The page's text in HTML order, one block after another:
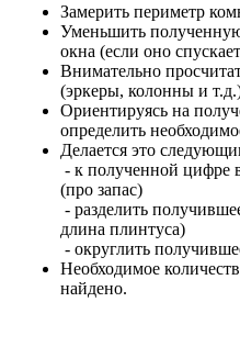
Замерить периметр
Уменьшить
окна (если оно
Внимательно
(эркеры, колонны и
Ориентируясь на
определить
Делается это
- к полученной цифре
(про запас)
- разделить
длина плинтуса)
- округлить
Необходимое
найдено.